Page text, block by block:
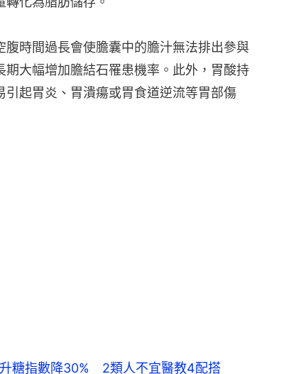
汁等地雷飲品。第二是熱食護脾胃，中醫